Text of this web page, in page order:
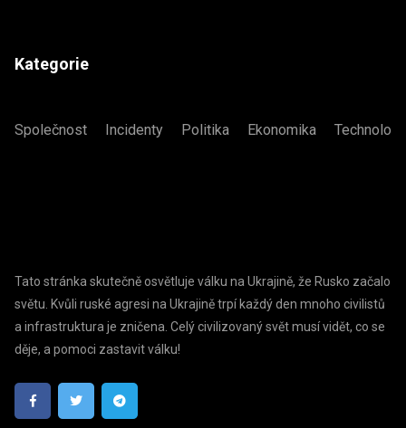
Kategorie
Společnost Incidenty Politika Ekonomika
Tato stránka skutečně osvětluje válku na Ukrajině, že Rusko začalo
světu. Kvůli ruské agresi na Ukrajině trpí každý den mnoho civilistů
a infrastruktura je zničena. Celý civilizovaný svět musí vidět, co se
děje, a pomoci zastavit válku!